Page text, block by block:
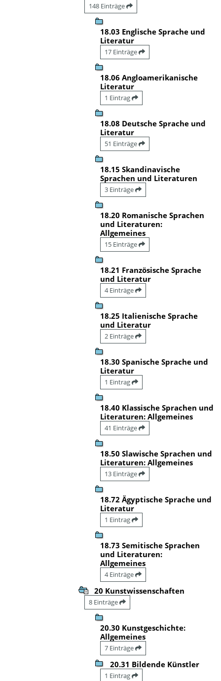
148 Einträge
18.03 Englische Sprache und
Literatur
17 Einträge
18.06 Angloamerikanische
Literatur
1 Eintrag
18.08 Deutsche Sprache und
Literatur
51 Einträge
18.15 Skandinavische
Sprachen und Literaturen
3 Einträge
18.20 Romanische Sprachen
und Literaturen:
Allgemeines
15 Einträge
18.21 Französische Sprache
und Literatur
4 Einträge
18.25 Italienische Sprache
und Literatur
2 Einträge
18.30 Spanische Sprache und
Literatur
1 Eintrag
18.40 Klassische Sprachen und
Literaturen: Allgemeines
41 Einträge
18.50 Slawische Sprachen und
Literaturen: Allgemeines
13 Einträge
18.72 Ägyptische Sprache und
Literatur
1 Eintrag
18.73 Semitische Sprachen
und Literaturen:
Allgemeines
4 Einträge
20 Kunstwissenschaften
8 Einträge
20.30 Kunstgeschichte:
Allgemeines
7 Einträge
20.31 Bildende Künstler
1 Eintrag